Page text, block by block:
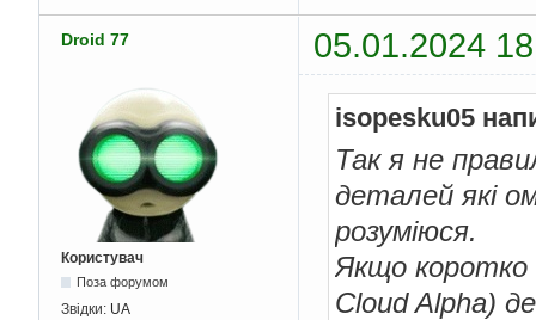
Droid 77 05.01.2024
Користувач
Поза форумом
Звідки: UA
isopesku05
Так я не
деталей які
розуміюся.
Якщо коротко
Cloud Alpha)